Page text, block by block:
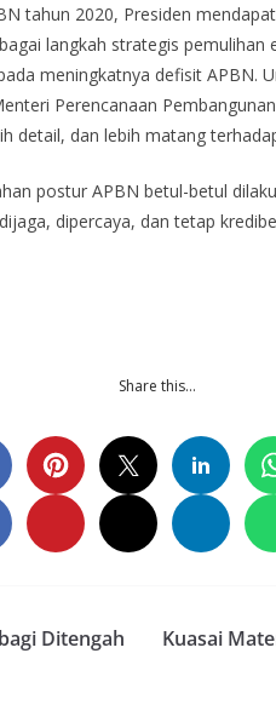
tahun 2020, Presiden
langkah strategis
meningkatnya defisit APBN.
Perencanaan
detail, dan lebih matang
postur APBN betul-betul
dipercaya, dan tetap
Share this…
Ditengah
Kuasai